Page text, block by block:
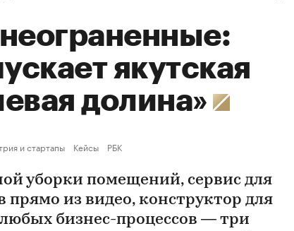
якутская
долина»
и стартапы Кейсы РБК
уборки помещений, сервис для
прямо из видео, конструктор для
бизнес-процессов — три